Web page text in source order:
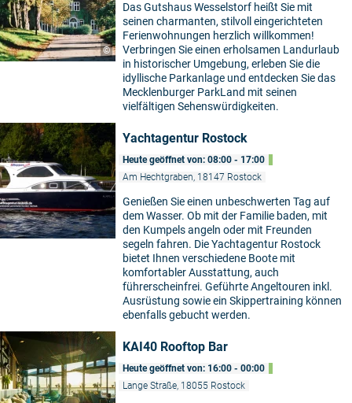
©
Das Gutshaus Wesselstorf heißt Sie mit
seinen charmanten, stilvoll eingerichteten
Ferienwohnungen herzlich willkommen!
Verbringen Sie einen erholsamen Landurlaub
in historischer Umgebung, erleben Sie die
idyllische Parkanlage und entdecken Sie das
Mecklenburger ParkLand mit seinen
vielfältigen Sehenswürdigkeiten.
Yachtagentur Rostock
Heute geöffnet von: 08:00 - 17:00
Am Hechtgraben, 18147 Rostock
Genießen Sie einen unbeschwerten Tag auf
dem Wasser. Ob mit der Familie baden, mit
den Kumpels angeln oder mit Freunden
segeln fahren. Die Yachtagentur Rostock
bietet Ihnen verschiedene Boote mit
komfortabler Ausstattung, auch
führerscheinfrei. Geführte Angeltouren inkl.
Ausrüstung sowie ein Skippertraining können
ebenfalls gebucht werden.
KAI40 Rooftop Bar
Heute geöffnet von: 16:00 - 00:00
Lange Straße, 18055 Rostock